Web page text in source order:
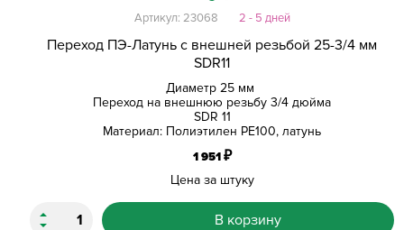
Переход ПЭ-Латунь с внешней резьбой 25-3/4 мм
SDR11
Диаметр 25 мм
Переход на внешнюю резьбу 3/4 дюйма
SDR 11
Материал: Полиэтилен PE100, латунь
Артикул: 23068 2 - 5 дней
1 951₽
Цена за штуку
В корзину